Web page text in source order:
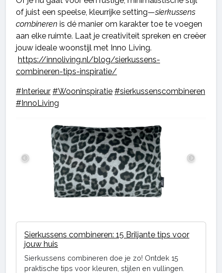
of juist een speelse, kleurrijke setting—sierkussens
combineren is dé manier om karakter toe te voegen
aan elke ruimte. Laat je creativiteit spreken en creëer
jouw ideale woonstijl met Inno Living.
https://innoliving.nl/blog/sierkussens-
combineren-tips-inspiratie/
#Interieur #Wooninspiratie #sierkussenscombineren
#InnoLiving
Sierkussens combineren: 15 Briljante tips voor
jouw huis
Sierkussens combineren doe je zo! Ontdek 15
praktische tips voor kleuren, stijlen en vullingen.